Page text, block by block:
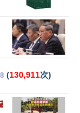
(130,911次)